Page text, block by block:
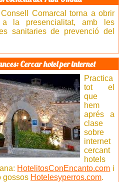
Comarcal torna a obrir
la presencialitat, amb les
sanitaries de prevenció del
Cercar hotel per internet
Practica
tot el
que
hem
aprés a
clase
sobre
internet
cercant
hotels
HotelitosConEncanto.com i
gossos Hotelesyperros.com.